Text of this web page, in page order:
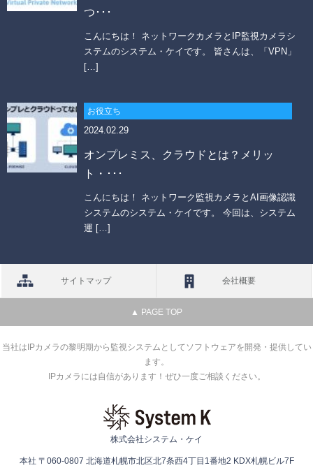
つ･･･
こんにちは！ ネットワークカメラとIP監視カメラシ
ステムのシステム・ケイです。 皆さんは、「VPN」
[…]
お役立ち
2024.02.29
オンプレミス、クラウドとは？メリッ
ト・･･･
こんにちは！ ネットワーク監視カメラとAI画像認識
システムのシステム・ケイです。 今回は、システム
運 […]
サイトマップ 会社概要
▲ PAGE TOP
当社はIPカメラの黎明期から監視システムとしてソフトウェアを開発・提供してい
ます。
IPカメラには自信があります！ぜひ一度ご相談ください。
株式会社システム・ケイ
本社 〒060-0807 北海道札幌市北区北7条西4丁目1番地2 KDX札幌ビル7F